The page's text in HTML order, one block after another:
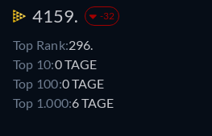
4159. -32
Top Rank:296.
Top 10:0 TAGE
Top 100:0 TAGE
Top 1.000:6 TAGE